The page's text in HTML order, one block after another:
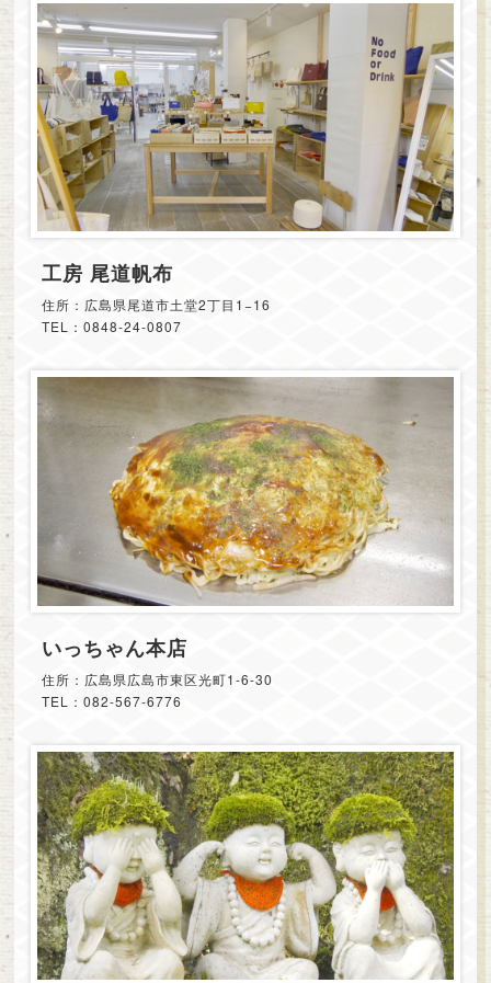
工房 尾道帆布
住所：広島県尾道市土堂2丁目1−16
TEL：0848-24-0807
いっちゃん本店
住所：広島県広島市東区光町1-6-30
TEL：082-567-6776